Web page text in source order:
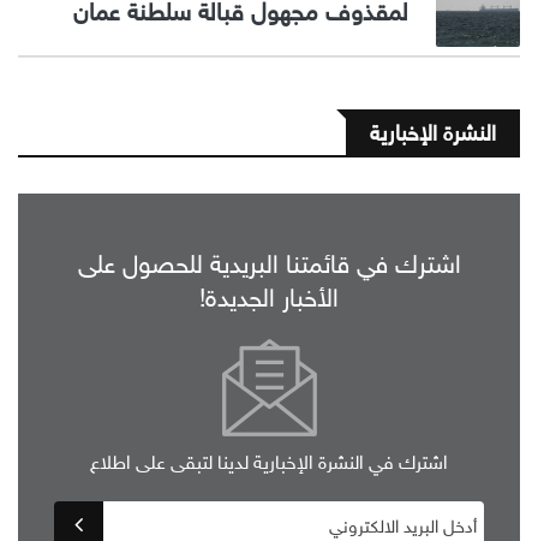
لمقذوف مجهول قبالة سلطنة عمان
النشرة الإخبارية
اشترك في قائمتنا البريدية للحصول على
الأخبار الجديدة!
اشترك في النشرة الإخبارية لدينا لتبقى على اطلاع